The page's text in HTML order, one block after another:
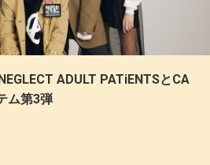
ADULT PATiENTSとCA
ム第3弾